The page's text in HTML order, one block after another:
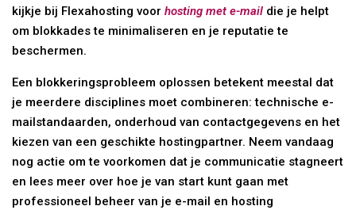
kijkje bij Flexahosting voorhosting met e-mail die je helpt
om blokkades te minimaliseren en je reputatie te
beschermen.
Een blokkeringsprobleem oplossen betekent meestal dat
je meerdere disciplines moet combineren: technische e-
mailstandaarden, onderhoud van contactgegevens en het
kiezen van een geschikte hostingpartner. Neem vandaag
nog actie om te voorkomen dat je communicatie stagneert
en lees meer over hoe je van start kunt gaan met
professioneel beheer van je e-mail en hosting